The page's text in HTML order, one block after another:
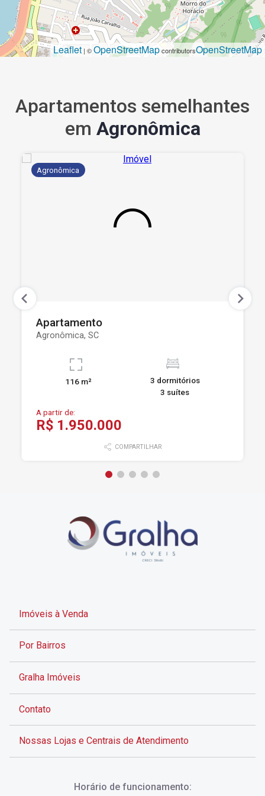
Leaflet | ©OpenStreetMapcontributorsOpenStreetMap
Apartamentos semelhantes
em Agronômica
Agronômica
Apartamento
Agronômica, SC
116 m²
3 dormitórios
3 suítes
A partir de:
R$ 1.950.000
COMPARTILHAR
Imóveis à Venda
Por Bairros
Gralha Imóveis
Contato
Nossas Lojas e Centrais de Atendimento
Horário de funcionamento: